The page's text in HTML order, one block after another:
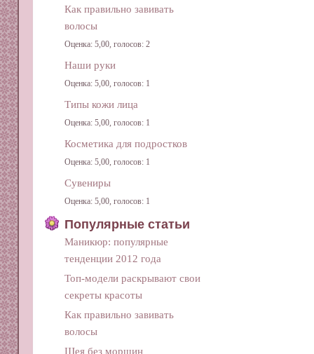
Как правильно завивать
волосы
Оценка: 5,00, голосов: 2
Наши руки
Оценка: 5,00, голосов: 1
Типы кожи лица
Оценка: 5,00, голосов: 1
Косметика для подростков
Оценка: 5,00, голосов: 1
Сувениры
Оценка: 5,00, голосов: 1
Популярные статьи
Маникюр: популярные
тенденции 2012 года
Топ-модели раскрывают свои
секреты красоты
Как правильно завивать
волосы
Шея без морщин